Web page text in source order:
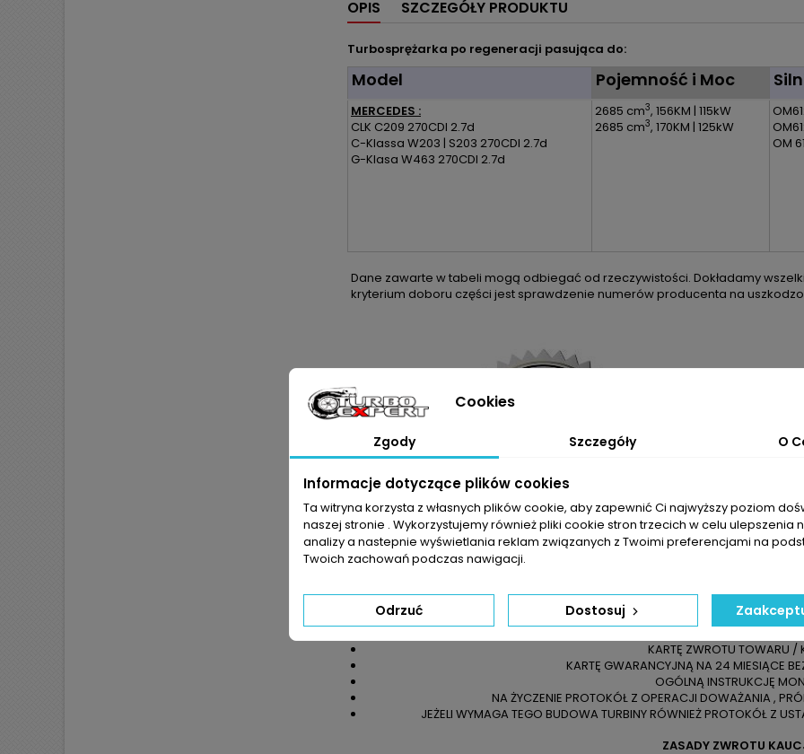
OPIS SZCZEGÓŁY PRODUKTU
Turbosprężarka po regeneracji pasująca do:
Model Pojemność i Moc
MERCEDES :
CLK C209 270CDI 2.7d
C-Klassa W203 | S203 270CDI 2.7d
G-Klasa W463 270CDI 2.7d
2685 cm3, 156KM | 115kW
2685 cm3, 170KM | 125kW
OM
Dane zawarte w tabeli mogą odbiegać od rzeczywistości. Dokładamy
kryterium doboru części jest sprawdzenie numerów producenta na
JEŻELI NIE JESTEŚCIE PAŃSTWO PEWNI CO DO WYBRANEGO
POKRYWAJĄ SIĘ Z NASZYMI ZAPRASZAMY DO KONTAKTU
DO ZAKUPIONEJ TURBOSPRĘŻARKI
KARTĘ ZWROTU TOWARU /
KARTĘ GWARANCYJNĄ NA 24 MIESIĄCE
OGÓLNĄ INSTRUKCJĘ
NA ŻYCZENIE PROTOKÓŁ Z OPERACJI DOWAŻANIA ,
JEŻELI WYMAGA TEGO BUDOWA TURBINY RÓWNIEŻ PROTOKÓŁ Z
ZASADY ZWROTU
Cookies
Zgody Szczegóły O
Informacje dotyczące plików cookies
Ta witryna korzysta z własnych plików cookie, aby zapewnić Ci najwyższy poziom
naszej stronie . Wykorzystujemy również pliki cookie stron trzecich w celu ulepszenia
analizy a nastepnie wyświetlania reklam związanych z Twoimi preferencjami na
Twoich zachowań podczas nawigacji.
Odrzuć Dostosuj